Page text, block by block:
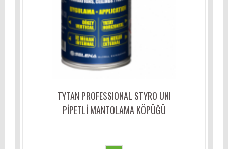
TYTAN PROFESSIONAL STYRO UNI
PİPETLİ MANTOLAMA KÖPÜĞÜ